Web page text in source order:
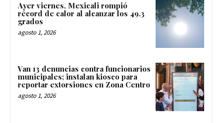
Ayer viernes, Mexicali rompió
récord de calor al alcanzar los 49.3
grados
agosto 1, 2026
Van 13 denuncias contra funcionarios
municipales; instalan kiosco para
reportar extorsiones en Zona Centro
agosto 1, 2026